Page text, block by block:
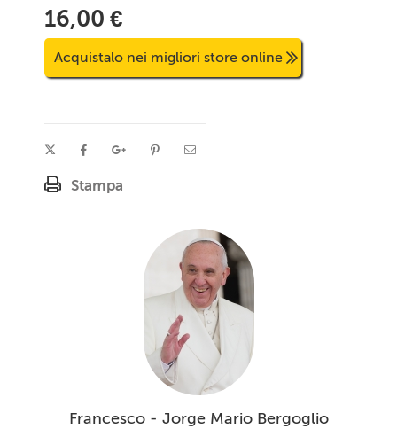
16,00 €
Acquistalo nei migliori store online
Stampa
Francesco - Jorge Mario Bergoglio